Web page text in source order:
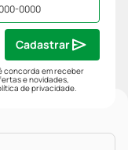
concorda em receber
e novidades,
de privacidade.
Cadastrar